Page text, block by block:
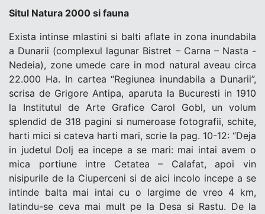
Situl Natura 2000 si fauna
Exista intinse mlastini si balti aflate in zona inundabila
a Dunarii (complexul lagunar Bistret – Carna – Nasta -
Nedeia), zone umede care in mod natural aveau circa
22.000 Ha. In cartea “Regiunea inundabila a Dunarii”,
scrisa de Grigore Antipa, aparuta la Bucuresti in 1910
la Institutul de Arte Grafice Carol Gobl, un volum
splendid de 318 pagini si numeroase fotografii, schite,
harti mici si cateva harti mari, scrie la pag. 10-12: “Deja
in judetul Dolj ea incepe a se mari: mai intai avem o
mica portiune intre Cetatea – Calafat, apoi vin
nisipurile de la Ciuperceni si de aici incolo incepe a se
intinde balta mai intai cu o largime de vreo 4 km,
latindu-se ceva mai mult pe la Desa si Rastu. De la